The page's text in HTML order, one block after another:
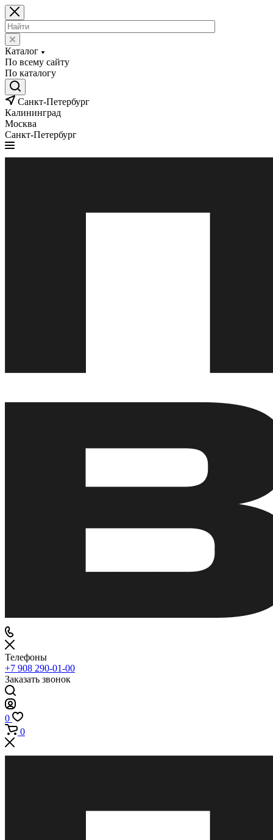
Каталог
По всему сайту
По каталогу
Санкт-Петербург
Калининград
Москва
Санкт-Петербург
Телефоны
+7 908 290-01-00
Заказать звонок
0
0